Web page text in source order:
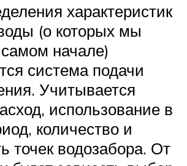
характеристик
(о которых мы
начале)
система подачи
Учитывается
использование в
количество и
точек водозабора. От